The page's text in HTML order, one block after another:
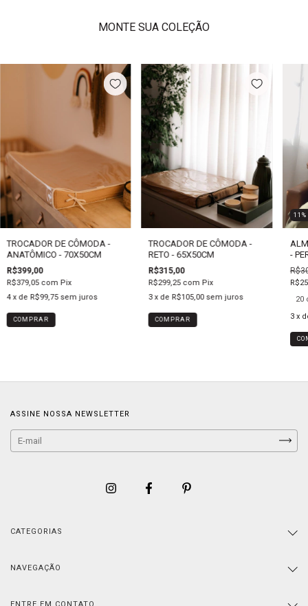
MONTE SUA COLEÇÃO
TROCADOR DE CÔMODA -
ANATÔMICO - 70X50CM
R$399,00
R$379,05 com Pix
4 x de R$99,75 sem juros
COMPRAR
TROCADOR DE CÔMODA -
RETO - 65X50CM
R$315,00
R$299,25 com Pix
3 x de R$105,00 sem juros
COMPRAR
11
-
20
3 x
ASSINE NOSSA NEWSLETTER
CATEGORIAS
NAVEGAÇÃO